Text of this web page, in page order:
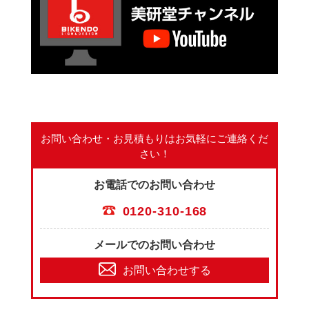
お問い合わせ・お見積もりはお気軽にご連絡くだ
さい！
お電話でのお問い合わせ
0120-310-168
メールでのお問い合わせ
お問い合わせする